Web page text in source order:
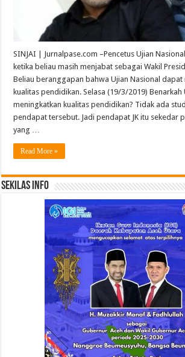
SINJAI | Jurnalpase.com –Pencetus Ujian
ketika beliau masih menjabat sebagai Wakil
Beliau beranggapan bahwa Ujian Nasional dapat
kualitas pendidikan. Selasa (19/3/2019) Benarkah
meningkatkan kualitas pendidikan? Tidak ada
pendapat tersebut. Jadi pendapat JK itu sekedar
yang …
Read More »
Sekilas Info